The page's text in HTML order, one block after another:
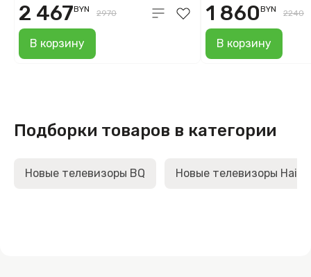
В корзину
2 467BYN 2970
В корзину
1 860BYN 2240
Подборки товаров в категории
Новые телевизоры BQ Новые телевизоры Haier